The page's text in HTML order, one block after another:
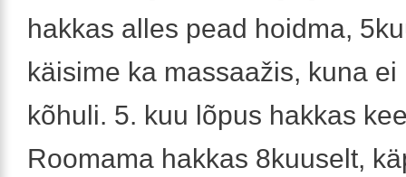
hakkas alles pead hoidma,
käisime ka massaažis, kuna ei
kõhuli. 5. kuu lõpus hakkas
Roomama hakkas 8kuuselt,